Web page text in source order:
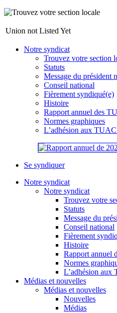
Union not Listed Yet
Notre syndicat
Trouvez votre section
Statuts
Message du président
Conseil national
Fièrement syndiqué(e)
Histoire
Rapport annuel des
Normes graphiques
L’adhésion aux TUAC
Se syndiquer
Notre syndicat
Notre syndicat
Trouvez votre
Statuts
Message du
Conseil national
Fièrement
Histoire
Rapport annuel
Normes
L’adhésion aux
Médias et nouvelles
Médias et nouvelles
Nouvelles
Médias